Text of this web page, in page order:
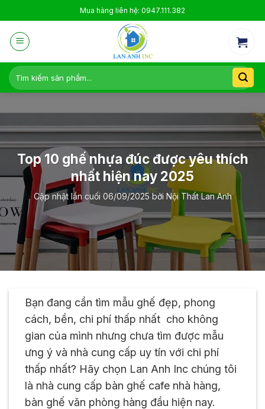
to
content
Mua hàng liên hệ: 0947.111.382
Tìm
kiếm:
Top 10 ghế nhựa đúc được yêu thích
nhất hiện nay 2025
Cập nhật lần cuối 06/09/2025 bởi Nội Thất Lan Anh
Bạn đang cần tìm mẫu ghế đẹp, phong
cách, bền, chi phí thấp nhất cho không
gian của mình nhưng chưa tìm được mẫu
ưng ý và nhà cung cấp uy tín với chi phí
thấp nhất? Hãy chọn Lan Anh Inc chúng tôi
là nhà cung cấp bàn ghế cafe nhà hàng,
bàn ghế văn phòng hàng đầu hiện nay.